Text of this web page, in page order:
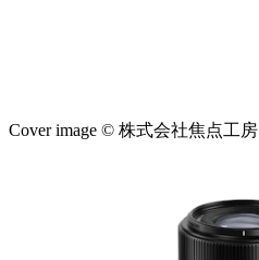
Cover image © 株式会社焦点工房